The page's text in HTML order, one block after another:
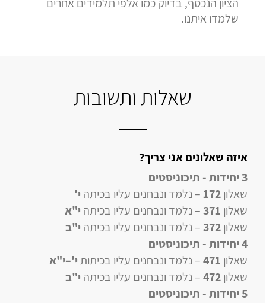
הציון הנכסף, בדיוק כמו אלפי תלמידים אחרים
שלמדו איתנו.
שאלות ותשובות
איזה שאלונים אני צריך?
3 יחידות - תיכוניסטים
שאלון172– נלמד ונבחנים עליו בכיתה י'
שאלון 371– נלמד ונבחנים עליו בכיתה י"א
שאלון372– נלמד ונבחנים עליו בכיתה י"ב
4 יחידות
- תיכוניסטים
שאלון 471
–נלמד ונבחנים עליו בכיתותי'–י"א
שאלון472
–נלמד ונבחנים עליו בכיתה י"ב
5 יחידות
- תיכוניסטים